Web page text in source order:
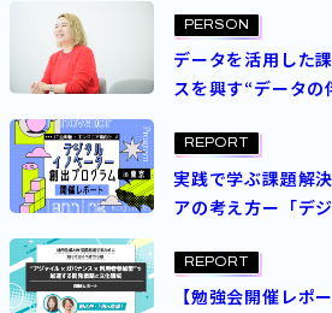
PERSON
データを活用した
スを興す“データ
REPORT
実践で学ぶ課題解
アの考え方ー「デ
REPORT
【勉強会開催レポ